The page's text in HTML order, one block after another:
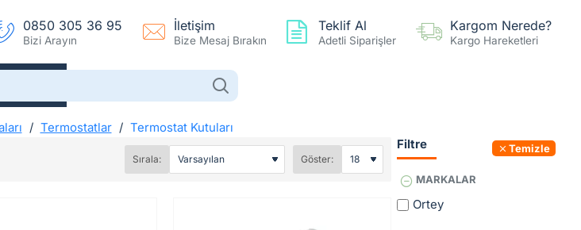
0850 305 36 95
Bizi Arayın
İletişim
Bize Mesaj Bırakın
Teklif Al
Adetli Siparişler
Kargom Nerede?
Kargo Hareketleri
Termostatlar
Termostat Kutuları
Sırala: Göster:
Filtre Temizle
MARKALAR
Ortey